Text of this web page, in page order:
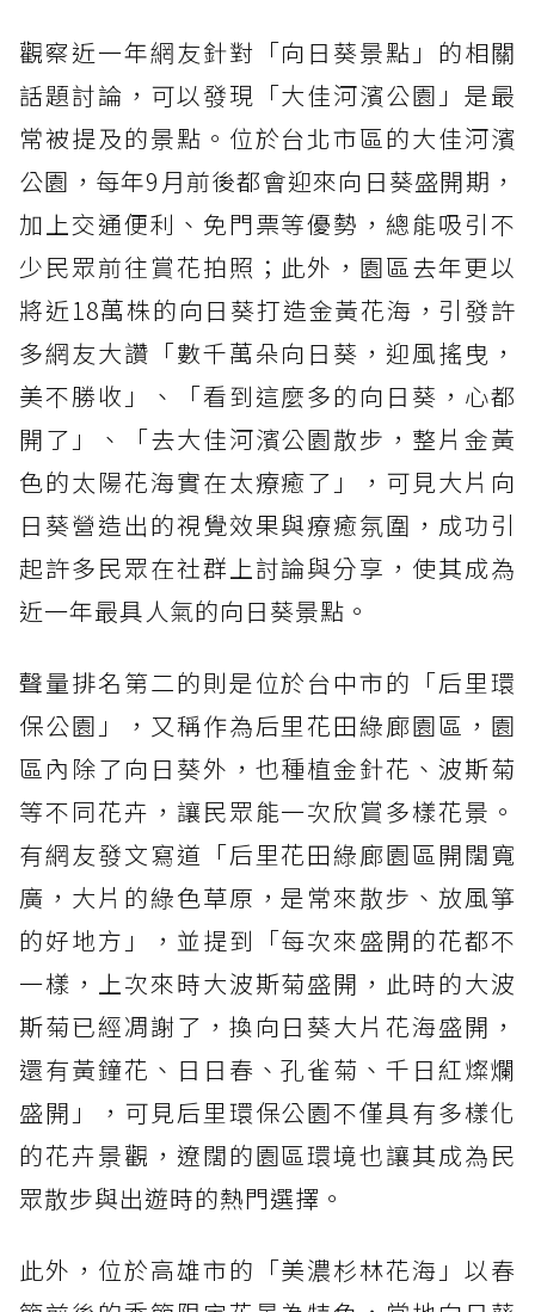
觀察近一年網友針對「向日葵景點」的相關
話題討論，可以發現「大佳河濱公園」是最
常被提及的景點。位於台北市區的大佳河濱
公園，每年9月前後都會迎來向日葵盛開期，
加上交通便利、免門票等優勢，總能吸引不
少民眾前往賞花拍照；此外，園區去年更以
將近18萬株的向日葵打造金黃花海，引發許
多網友大讚「數千萬朵向日葵，迎風搖曳，
美不勝收」、「看到這麼多的向日葵，心都
開了」、「去大佳河濱公園散步，整片金黃
色的太陽花海實在太療癒了」，可見大片向
日葵營造出的視覺效果與療癒氛圍，成功引
起許多民眾在社群上討論與分享，使其成為
近一年最具人氣的向日葵景點。
聲量排名第二的則是位於台中市的「后里環
保公園」，又稱作為后里花田綠廊園區，園
區內除了向日葵外，也種植金針花、波斯菊
等不同花卉，讓民眾能一次欣賞多樣花景。
有網友發文寫道「后里花田綠廊園區開闊寬
廣，大片的綠色草原，是常來散步、放風箏
的好地方」，並提到「每次來盛開的花都不
一樣，上次來時大波斯菊盛開，此時的大波
斯菊已經凋謝了，換向日葵大片花海盛開，
還有黃鐘花、日日春、孔雀菊、千日紅燦爛
盛開」，可見后里環保公園不僅具有多樣化
的花卉景觀，遼闊的園區環境也讓其成為民
眾散步與出遊時的熱門選擇。
此外，位於高雄市的「美濃杉林花海」以春